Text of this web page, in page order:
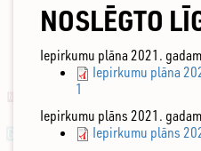
NOSLĒGTO
Iepirkumu plāna 2021.
Iepirkumu plāna
1
Iepirkumu plāns 2021. gadam
Iepirkumu plāns